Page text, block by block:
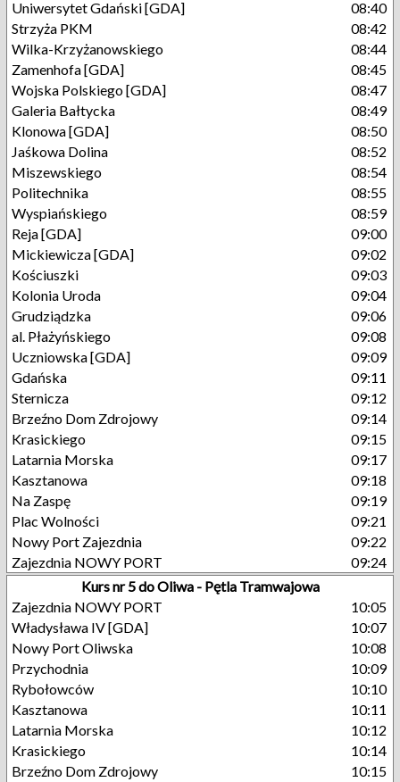
Uniwersytet Gdański [GDA]
08:40
Strzyża PKM
08:42
Wilka-Krzyżanowskiego
08:44
Zamenhofa [GDA]
08:45
Wojska Polskiego [GDA]
08:47
Galeria Bałtycka
08:49
Klonowa [GDA]
08:50
Jaśkowa Dolina
08:52
Miszewskiego
08:54
Politechnika
08:55
Wyspiańskiego
08:59
Reja [GDA]
09:00
Mickiewicza [GDA]
09:02
Kościuszki
09:03
Kolonia Uroda
09:04
Grudziądzka
09:06
al. Płażyńskiego
09:08
Uczniowska [GDA]
09:09
Gdańska
09:11
Sternicza
09:12
Brzeźno Dom Zdrojowy
09:14
Krasickiego
09:15
Latarnia Morska
09:17
Kasztanowa
09:18
Na Zaspę
09:19
Plac Wolności
09:21
Nowy Port Zajezdnia
09:22
Zajezdnia NOWY PORT
09:24
Kurs nr 5 do Oliwa - Pętla Tramwajowa
Zajezdnia NOWY PORT
10:05
Władysława IV [GDA]
10:07
Nowy Port Oliwska
10:08
Przychodnia
10:09
Rybołowców
10:10
Kasztanowa
10:11
Latarnia Morska
10:12
Krasickiego
10:14
Brzeźno Dom Zdrojowy
10:15